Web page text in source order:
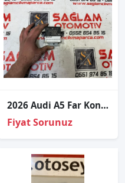
2026 Audi A5 Far Kontrol Beyni 5LA008879-02 8P0907357G
Fiyat Sorunuz